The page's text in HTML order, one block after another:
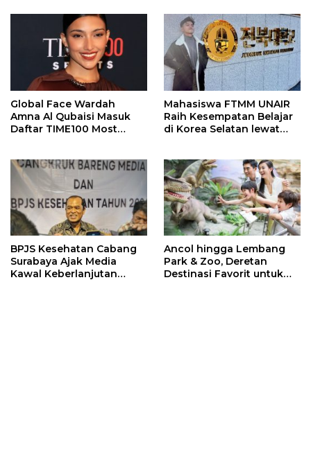
Global Face Wardah
Amna Al Qubaisi Masuk
Daftar TIME100 Most
Mahasiswa FTMM UNAIR
Raih Kesempatan Belajar
di Korea Selatan lewat
BPJS Kesehatan Cabang
Surabaya Ajak Media
Kawal Keberlanjutan
Ancol hingga Lembang
Park & Zoo, Deretan
Destinasi Favorit untuk